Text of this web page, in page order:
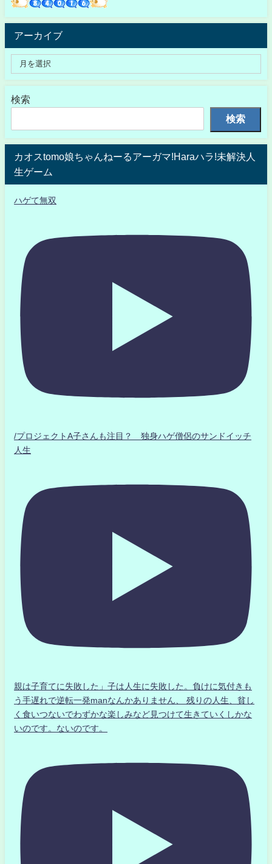
アーカイブ
検索
検索
カオスtomo娘ちゃんねーるアーガマ!Haraハラ!未解決人
生ゲーム
ハゲて無双
/プロジェクトA子さんも注目？ 独身ハゲ僧侶のサンドイッチ
人生
親は子育てに失敗した」子は人生に失敗した。負けに気付きも
う手遅れで逆転一発manなんかありません、 残りの人生、貧し
く食いつないでわずかな楽しみなど見つけて生きていくしかな
いのです。ないのです。